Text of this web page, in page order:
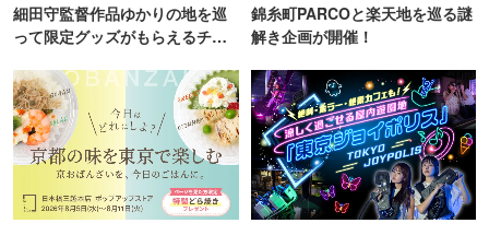
細田守監督作品ゆかりの地を巡
って限定グッズがもらえるチャ
錦糸町PARCOと楽天地を巡る謎
解き企画が開催！